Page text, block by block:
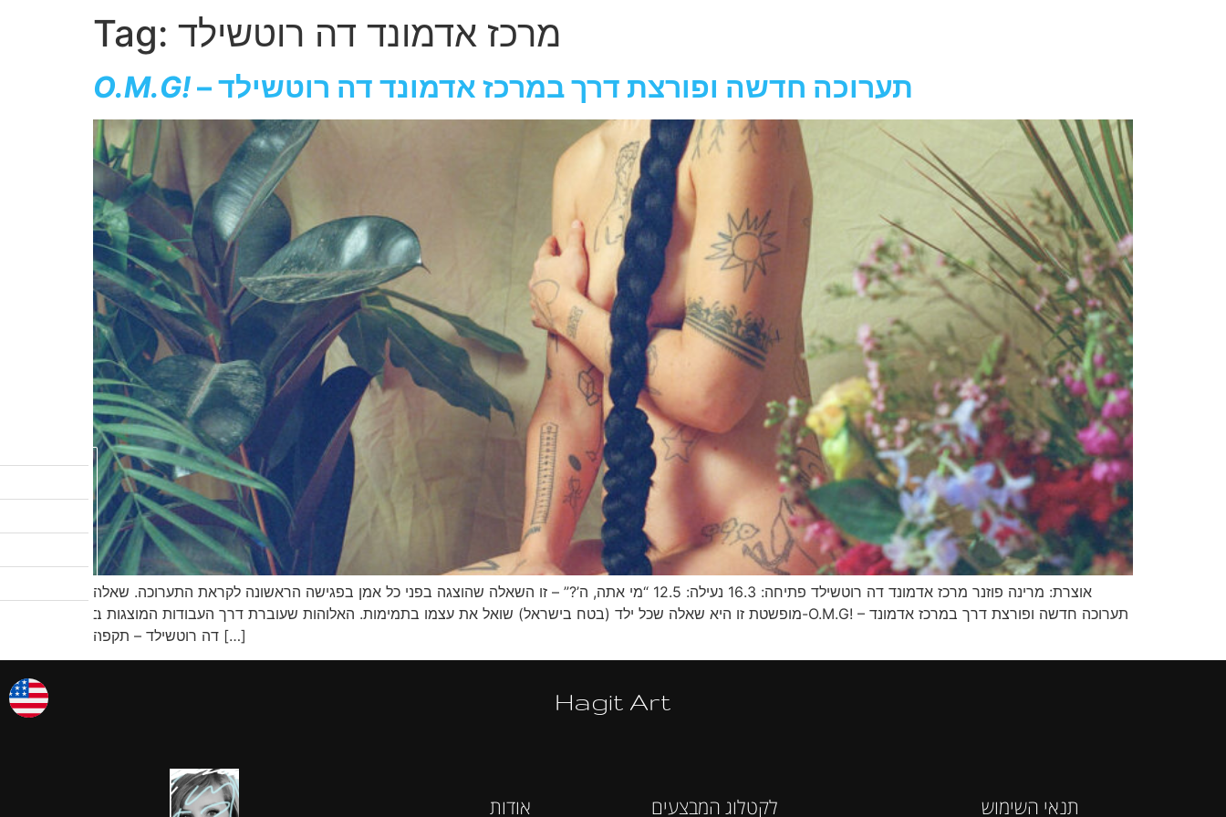
לקטלוג המבצעים
שיעורי ציור
לגלריות שלי
אודות
צרו קשר
Tag: מרכז אדמונד דה רוטשילד
O.M.G! – תערוכה חדשה ופורצת דרך במרכז אדמונד דה רוטשילד
אוצרת: מרינה פוזנר מרכז אדמונד דה רוטשילד פתיחה: 16.3 נעילה: 12.5 “מי אתה, ה’?” – זו השאלה שהוצגה בפני כל אמן בפגישה הראשונה לקראת התערוכה. שאלה
מופשטת זו היא שאלה שכל ילד (בטח בישראל) שואל את עצמו בתמימות. האלוהות שעוברת דרך העבודות המוצגות ב-O.M.G! – תערוכה חדשה ופורצת דרך במרכז אדמונד
דה רוטשילד – תקפה […]
Hagit Art
אודות לקטלוג המבצעים תנאי השימוש